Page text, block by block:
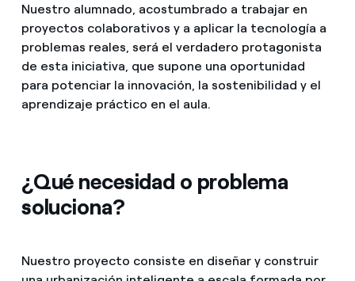
Nuestro alumnado, acostumbrado a trabajar en
proyectos colaborativos y a aplicar la tecnología a
problemas reales, será el verdadero protagonista
de esta iniciativa, que supone una oportunidad
para potenciar la innovación, la sostenibilidad y el
aprendizaje práctico en el aula.
¿Qué necesidad o problema
soluciona?
Nuestro proyecto consiste en diseñar y construir